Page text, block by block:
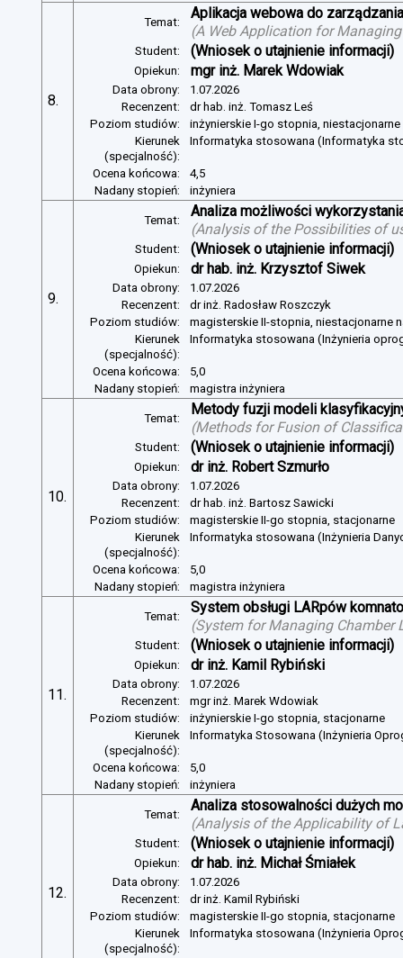
8.
Temat:
Aplikacja webowa do
(A Web Application for
Student: (Wniosek o utajnienie informacji)
Opiekun: mgr inż. Marek Wdowiak
Data obrony:
1.07.2026
Recenzent:
dr hab. inż. Tomasz Leś
Poziom studiów:
inżynierskie I-go stopnia, niestacjonarne
Kierunek
(specjalność):
Informatyka stosowana (Informatyka
Ocena końcowa:
4,5
Nadany stopień:
inżyniera
9.
Temat:
Analiza możliwości
(Analysis of the Possibilities of
Student: (Wniosek o utajnienie informacji)
Opiekun: dr hab. inż. Krzysztof Siwek
Data obrony:
1.07.2026
Recenzent:
dr inż. Radosław Roszczyk
Poziom studiów:
magisterskie II-stopnia, niestacjonarne
Kierunek
(specjalność):
Informatyka stosowana (Inżynieria
Ocena końcowa:
5,0
Nadany stopień:
magistra inżyniera
10.
Temat:
Metody fuzji modeli
(Methods for Fusion of
Student: (Wniosek o utajnienie informacji)
Opiekun: dr inż. Robert Szmurło
Data obrony:
1.07.2026
Recenzent:
dr hab. inż. Bartosz Sawicki
Poziom studiów:
magisterskie II-go stopnia, stacjonarne
Kierunek
(specjalność):
Informatyka stosowana (Inżynieria
Ocena końcowa:
5,0
Nadany stopień:
magistra inżyniera
11.
Temat:
System obsługi LARpów
(System for Managing Chamber
Student: (Wniosek o utajnienie informacji)
Opiekun: dr inż. Kamil Rybiński
Data obrony:
1.07.2026
Recenzent:
mgr inż. Marek Wdowiak
Poziom studiów:
inżynierskie I-go stopnia, stacjonarne
Kierunek
(specjalność):
Informatyka Stosowana (Inżynieria
Ocena końcowa:
5,0
Nadany stopień:
inżyniera
12.
Temat:
Analiza stosowalności dużych
(Analysis of the Applicability of
Student: (Wniosek o utajnienie informacji)
Opiekun: dr hab. inż. Michał Śmiałek
Data obrony:
1.07.2026
Recenzent:
dr inż. Kamil Rybiński
Poziom studiów:
magisterskie II-go stopnia, stacjonarne
Kierunek
(specjalność):
Informatyka stosowana (Inżynieria